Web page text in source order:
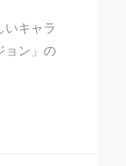
いキャラ
ョン」の